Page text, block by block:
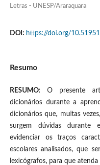
Letras - UNESP/Araraquara
DOI: https://doi.org/
Resumo
RESUMO: O presente
dicionários durante a
dicionários que, muitas
surgem dúvidas durante
evidenciar os traços
escolares analisados, que
lexicógrafos, para que